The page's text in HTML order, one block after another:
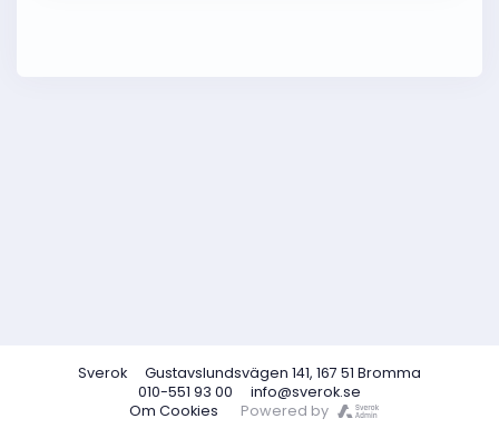
Om Cookies Powered by
Sverok
Gustavslundsvägen 141, 167 51 Bromma
010-551 93 00
info@sverok.se